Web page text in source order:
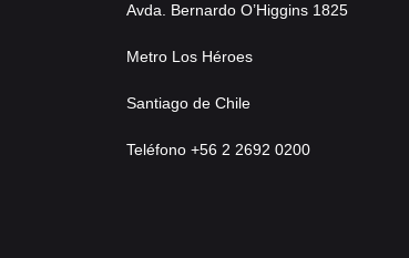
Avda. Bernardo O’Higgins 1825
Metro Los Héroes
Santiago de Chile
Teléfono +56 2 2692 0200